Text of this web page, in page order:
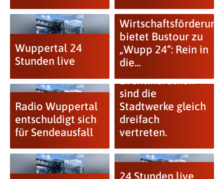
Wuppertal 24
Stunden live
Wirtschaftsförderung
bietet Bustour zu
„Wupp 24“: Rein in
die...
Radio Wuppertal
entschuldigt sich
für Sendeausfall
Bei Wuppertals
Eventmarathon
sind die
Stadtwerke gleich
dreifach
vertreten.
24 Stunden live